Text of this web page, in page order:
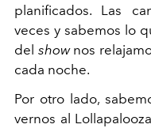
planificados. Las
veces y sabemos lo
del shownos
cada noche.
Por otro lado,
vernos al